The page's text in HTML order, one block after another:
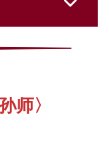
师〉